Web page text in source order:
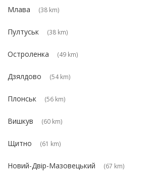
Млава (38 km)
Пултуськ (38 km)
Остроленка (49 km)
Дзялдово (54 km)
Плонськ (56 km)
Вишкув (60 km)
Щитно (61 km)
Новий-Двір-Мазовецький (67 km)